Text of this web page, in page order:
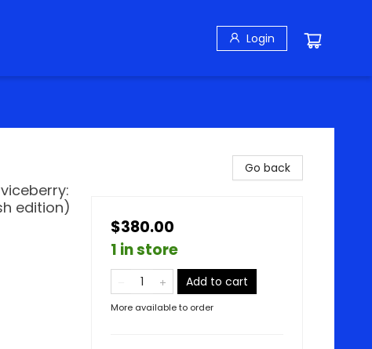
Login
edition)
Go back
$380.00
1 in store
Add to cart
More available to order